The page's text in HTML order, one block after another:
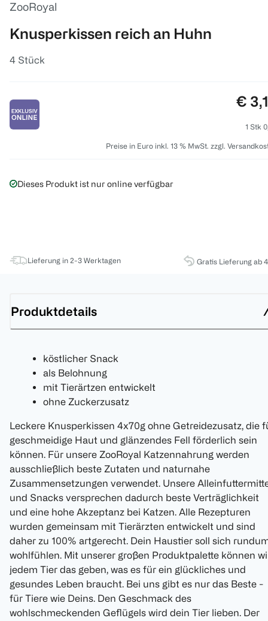
ZooRoyal
Knusperkissen reich an Huhn
4 Stück
€
1 Stk
Preise in Euro inkl. 13 % MwSt. zzgl.
Dieses Produkt ist nur online verfügbar
Lieferung in 2-3 Werktagen Gratis Lieferung ab
Produktdetails
köstlicher Snack
als Belohnung
mit Tierärtzen entwickelt
ohne Zuckerzusatz
Leckere Knusperkissen 4x70g ohne Getreidezusatz, die
geschmeidige Haut und glänzendes Fell förderlich sein
können. Für unsere ZooRoyal Katzennahrung werden
ausschließlich beste Zutaten und naturnahe
Zusammensetzungen verwendet. Unsere
und Snacks versprechen dadurch beste Verträglichkeit
und eine hohe Akzeptanz bei Katzen. Alle Rezepturen
wurden gemeinsam mit Tierärzten entwickelt und sind
daher zu 100% artgerecht. Dein Haustier soll sich
wohlfühlen. Mit unserer großen Produktpalette können
jedem Tier das geben, was es für ein glückliches und
gesundes Leben braucht. Bei uns gibt es nur das Beste -
für Tiere wie Deins. Den Geschmack des
wohlschmeckenden Geflügels wird dein Tier lieben. Der